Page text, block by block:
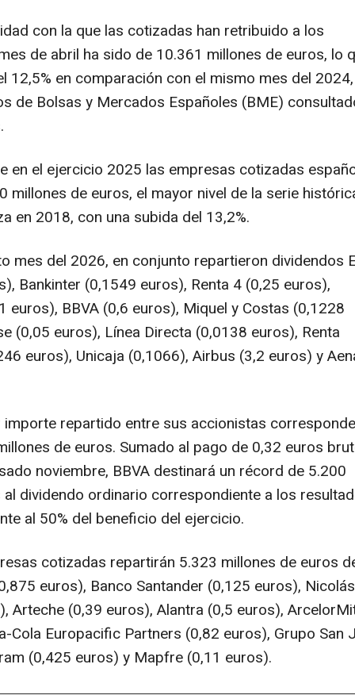
con la que las cotizadas han retribuido a los
de abril ha sido de 10.361 millones de euros, lo
12,5% en comparación con el mismo mes del 2024,
de Bolsas y Mercados Españoles (BME)
en el ejercicio 2025 las empresas cotizadas
millones de euros, el mayor nivel de la serie
en 2018, con una subida del 13,2%.
mes del 2026, en conjunto repartieron dividendos
Bankinter (0,1549 euros), Renta 4 (0,25 euros),
euros), BBVA (0,6 euros), Miquel y Costas (0,1228
(0,05 euros), Línea Directa (0,0138 euros), Renta
euros), Unicaja (0,1066), Airbus (3,2 euros) y
importe repartido entre sus accionistas
de euros. Sumado al pago de 0,32 euros
noviembre, BBVA destinará un récord de 5.200
dividendo ordinario correspondiente a los
al 50% del beneficio del ejercicio.
cotizadas repartirán 5.323 millones de euros
euros), Banco Santander (0,125 euros), Nicolás
Arteche (0,39 euros), Alantra (0,5 euros),
Cola Europacific Partners (0,82 euros), Grupo San
(0,425 euros) y Mapfre (0,11 euros).